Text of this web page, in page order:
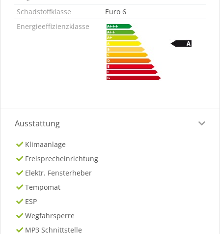
Schadstoffklasse
Euro 6
Energieeffizienzklasse
Ausstattung
Klimaanlage
Freisprecheinrichtung
Elektr. Fensterheber
Tempomat
ESP
Wegfahrsperre
MP3 Schnittstelle